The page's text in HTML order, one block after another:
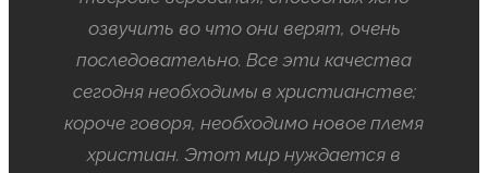
озвучить во что они верят, очень
последовательно. Все эти качества
сегодня необходимы в христианстве;
короче говоря, необходимо новое племя
христиан. Этот мир нуждается в